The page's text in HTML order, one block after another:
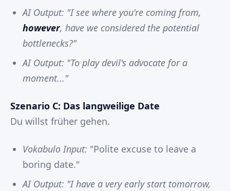
AI Output: "I see where you're coming from,
however, have we considered the potential
bottlenecks?"
AI Output: "To play devil's advocate for a
moment..."
Szenario C: Das langweilige Date
Du willst früher gehen.
Vokabulo Input: "Polite excuse to leave a
boring date."
AI Output: "I have a very early start tomorrow,